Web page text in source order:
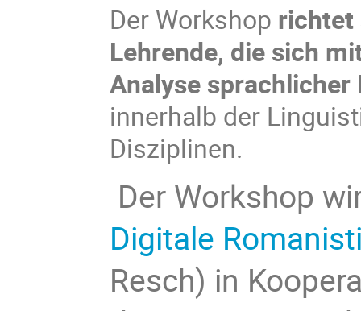
Der Workshop richtet
Lehrende, die sich
Analyse
innerhalb der
Disziplinen.
Der Workshop
Digitale
Resch) in